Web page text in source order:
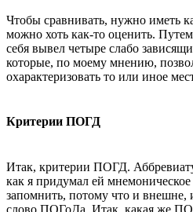
Чтобы сравнивать, нужно иметь
можно хоть как-то оценить.
себя вывел четыре слабо
которые, по моему мнению,
охарактеризовать то или иное
Критерии ПОГД
Итак, критерии ПОГД.
как я придумал ей
запомнить, потому что и внешне,
слово ПОГоДа. Итак, какая же